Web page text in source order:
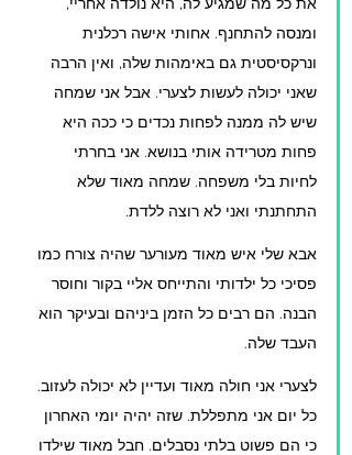
ומנסה להתחנף. אחותי אישה רכלנית
ונרקסיסטית גם באימהות שלה, ואין הרבה
שאני יכולה לעשות לצערי. אבל אני שמחה
שיש לה ממנה לפחות נכדים כי ככה היא
פחות מטרידה אותי בנושא. אני בחרתי
לחיות בלי משפחה. שמחה מאוד שלא
התחתנתי ואני לא רוצה ללדת.
אבא שלי איש מאוד מעורער שהיה צורח כמו
פסיכי כל ילדותי והתייחס אליי בקור וחוסר
הבנה. הם רבים כל הזמן ביניהם ובעיקר הוא
העבד שלה.
לצערי אני חולה מאוד ועדיין לא יכולה לעזוב.
כל יום אני מתפללת. שזה יהיה יומי האחרון
כי הם פשוט בלתי נסבלים. חבל מאוד שילדו